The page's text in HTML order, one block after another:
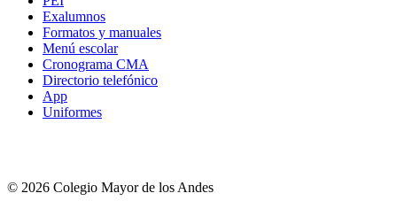
Exalumnos
Formatos y manuales
Menú escolar
Cronograma CMA
Directorio telefónico
App
Uniformes
© 2026 Colegio Mayor de los Andes